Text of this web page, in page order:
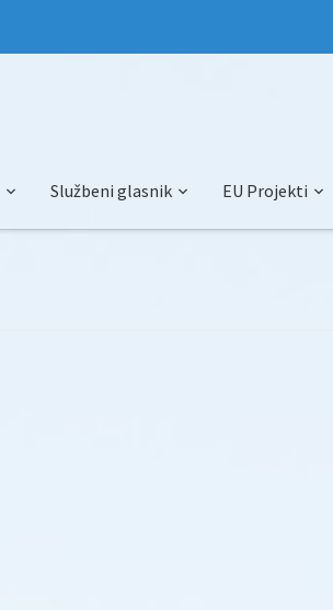
Službeni glasnik EU Projekti